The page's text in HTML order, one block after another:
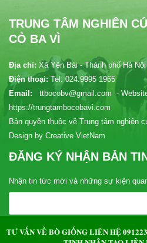
TRUNG TÂM NGHIÊN
CỎ BA VÌ
Địa chỉ: Xã Yên Bài - Thành phố Hà Nội
Điện thoại: Tel: 024.9995 1965
Email:
ttbocobv@gmail.com -
https://trungtambocobavi.com
Bản quyền thuộc về Trung tâm nghiên
Design by Creative VietNam
ĐĂNG KÝ NHẬN BẢN
Nhận tin tức mới và những sự kiện
TƯ VẤN VỀ BÒ GIỐNG LIÊN HỆ